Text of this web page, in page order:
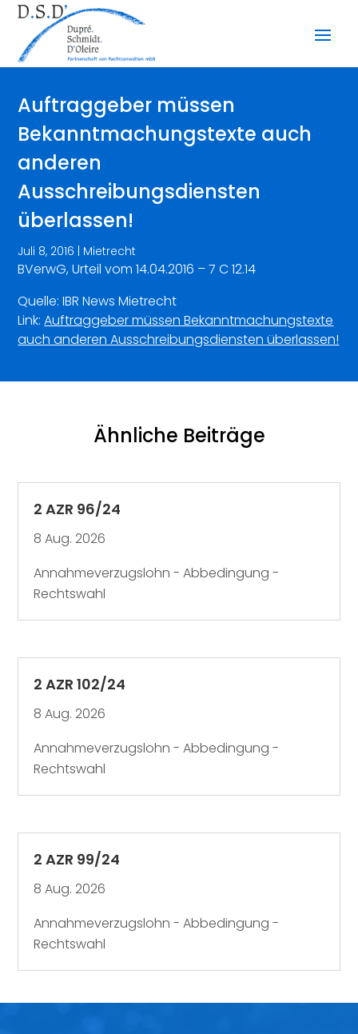
Auftraggeber müssen
Bekanntmachungstexte auch
anderen
Ausschreibungsdiensten
überlassen!
Juli 8, 2016 | Mietrecht
BVerwG, Urteil vom 14.04.2016 – 7 C 12.14
Quelle: IBR News Mietrecht
Link:Auftraggeber müssen Bekanntmachungstexte
auch anderen Ausschreibungsdiensten überlassen!
Ähnliche Beiträge
2 AZR 96/24
8 Aug. 2026
Annahmeverzugslohn - Abbedingung -
Rechtswahl
2 AZR 102/24
8 Aug. 2026
Annahmeverzugslohn - Abbedingung -
Rechtswahl
2 AZR 99/24
8 Aug. 2026
Annahmeverzugslohn - Abbedingung -
Rechtswahl